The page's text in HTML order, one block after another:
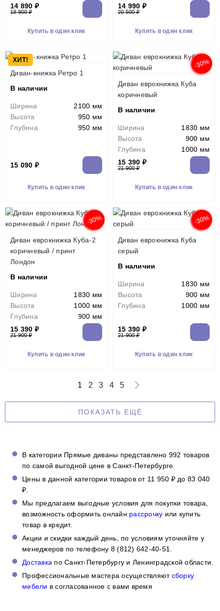
14 890 ₽
18 900 ₽
Купить в один клик
14 990 ₽
20 500 ₽
Купить в один клик
ХИТ!
Диван-книжка Ретро 1
В наличии
Ширина
2100 мм
Высота
950 мм
Глубина
950 мм
15 090 ₽
Купить в один клик
-30%
Диван еврокнижка Куба
коричневый
В наличии
Ширина
1830 мм
Высота
900 мм
Глубина
1000 мм
15 390 ₽
21 900 ₽
Купить в один клик
-30%
Диван еврокнижка Куба-2
коричневый / принт
Лондон
В наличии
Ширина
1830 мм
Высота
1000 мм
Глубина
900 мм
15 390 ₽
21 900 ₽
Купить в один клик
-30%
Диван еврокнижка Куба
серый
В наличии
Ширина
1830 мм
Высота
900 мм
Глубина
1000 мм
15 390 ₽
21 900 ₽
Купить в один клик
1 2 3 4 5
ПОКАЗАТЬ ЕЩЁ
В категории Прямые диваны представлено 992 товаров
по самой выгодной цене в Санкт-Петербурге.
Цены в данной категории товаров от 11 950 ₽ до 83 040
₽.
Мы предлагаем выгодные условия для покупки товара,
возможность оформить онлайн рассрочку или купить
товар в кредит.
Акции и скидки каждый день, по условиям уточняйте у
менеджеров по телефону 8 (812) 642-40-51.
Доставка по Санкт-Петербургу и Ленинградской области.
Профессиональные мастера осуществляют сборку
мебели в согласованное с вами время